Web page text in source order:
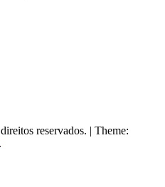
reservados. | Theme:
.